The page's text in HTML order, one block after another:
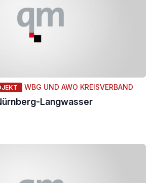
WBG UND AWO KREISVERBAND
Langwasser